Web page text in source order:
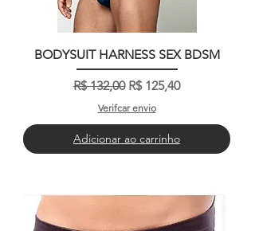
BODYSUIT HARNESS SEX BDSM
Preço normal
R$ 132,00 Preço promocional
R$ 125,40
Verifcar envio
Adicionar ao carrinho